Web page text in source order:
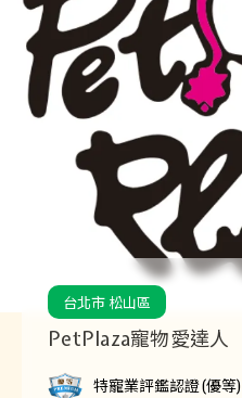
台北市 松山區
PetPlaza寵物愛達人
特寵業評鑑認證(優等)